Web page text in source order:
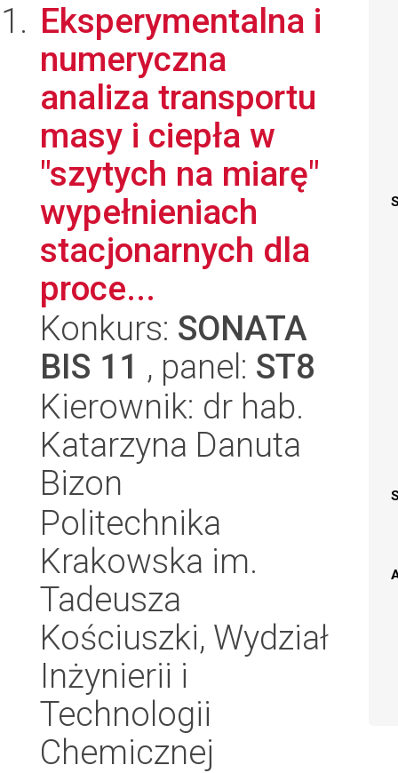
Eksperymentalna i
numeryczna
analiza transportu
masy i ciepła w
"szytych na miarę"
wypełnieniach
stacjonarnych dla
proce...
Konkurs: SONATA
BIS 11 , panel: ST8
Kierownik: dr hab.
Katarzyna Danuta
Bizon
Politechnika
Krakowska im.
Tadeusza
Kościuszki, Wydział
Inżynierii i
Technologii
Chemicznej